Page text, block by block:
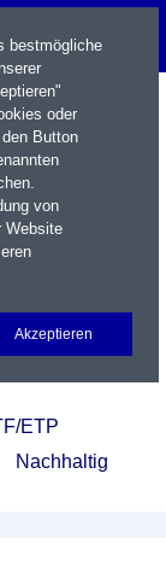
Login
ETP
Nachhaltig
bestmögliche
oder
Button
von
Website
Akzeptieren